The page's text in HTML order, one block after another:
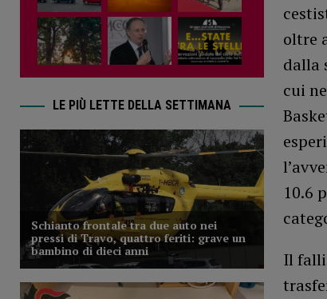
oltre
dalla
cui
10.6
Il
LE PIÙ LETTE DELLA SETTIMANA